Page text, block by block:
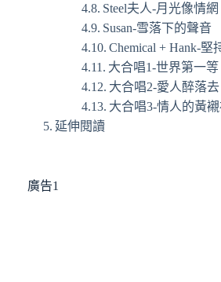
Steel夫人-月光像情網
Susan-雪落下的聲音
Chemical + Hank-堅
大合唱1-世界第一等
大合唱2-愛人醉落去
大合唱3-情人的黃
延伸閱讀
廣告1